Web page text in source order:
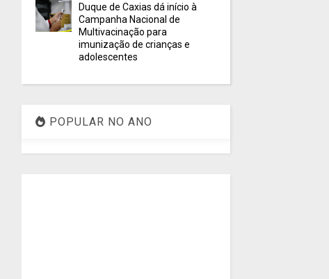
Duque de Caxias dá início à
Campanha Nacional de
Multivacinação para
imunização de crianças e
adolescentes
POPULAR NO ANO